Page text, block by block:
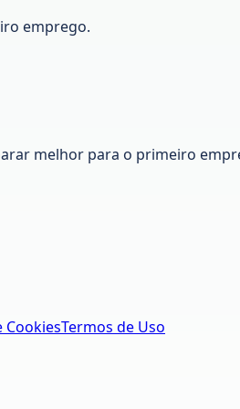
emprego.
melhor para o primeiro
CookiesTermos de Uso